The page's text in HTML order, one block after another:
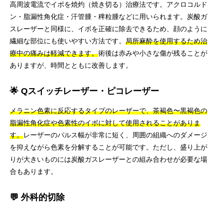
高周波電流でイボを焼灼（焼き切る）治療法です。アクロコルド
ン・脂漏性角化症・汗管腫・稗粒腫などに用いられます。炭酸ガ
スレーザーと同様に、イボを正確に除去できるため、顔のように
繊細な部位にも使いやすい方法です。 局所麻酔を使用するため治
療中の痛みは軽減できます。術後は赤みや小さな傷が残ることが
ありますが、時間とともに改善します。
🌟 Qスイッチレーザー・ピコレーザー
メラニン色素に反応するタイプのレーザーで、茶褐色〜黒褐色の
脂漏性角化症や色素性のイボに対して使用されることがありま
す。レーザーのパルス幅が非常に短く、周囲の組織へのダメージ
を抑えながら色素を分解することが可能です。ただし、盛り上が
りが大きいものには炭酸ガスレーザーとの組み合わせが必要な場
合もあります。
💬 外科的切除